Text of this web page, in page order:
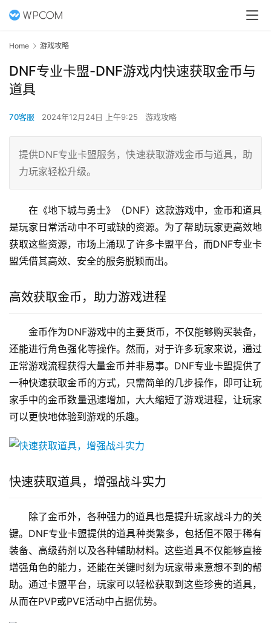
Home 游戏攻略
DNF专业卡盟-DNF游戏内快速获取金币与
道具
70客服 2024年12月24日 上午9:25 游戏攻略
提供DNF专业卡盟服务，快速获取游戏金币与道具，助
力玩家轻松升级。
在《地下城与勇士》（DNF）这款游戏中，金币和道具
是玩家日常活动中不可或缺的资源。为了帮助玩家更高效地
获取这些资源，市场上涌现了许多卡盟平台，而DNF专业卡
盟凭借其高效、安全的服务脱颖而出。
高效获取金币，助力游戏进程
金币作为DNF游戏中的主要货币，不仅能够购买装备，
还能进行角色强化等操作。然而，对于许多玩家来说，通过
正常游戏流程获得大量金币并非易事。DNF专业卡盟提供了
一种快速获取金币的方式，只需简单的几步操作，即可让玩
家手中的金币数量迅速增加，大大缩短了游戏进程，让玩家
可以更快地体验到游戏的乐趣。
快速获取道具，增强战斗实力
除了金币外，各种强力的道具也是提升玩家战斗力的关
键。DNF专业卡盟提供的道具种类繁多，包括但不限于稀有
装备、高级药剂以及各种辅助材料。这些道具不仅能够直接
增强角色的能力，还能在关键时刻为玩家带来意想不到的帮
助。通过卡盟平台，玩家可以轻松获取到这些珍贵的道具，
从而在PVP或PVE活动中占据优势。